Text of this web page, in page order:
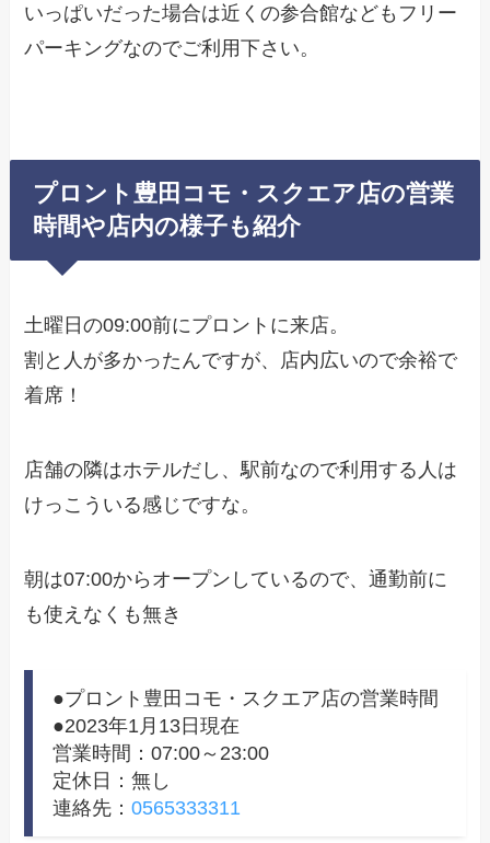
いっぱいだった場合は近くの参合館などもフリー
パーキングなのでご利用下さい。
プロント豊田コモ・スクエア店の営業
時間や店内の様子も紹介
土曜日の09:00前にプロントに来店。
割と人が多かったんですが、店内広いので余裕で
着席！
店舗の隣はホテルだし、駅前なので利用する人は
けっこういる感じですな。
朝は07:00からオープンしているので、通勤前に
も使えなくも無き
●プロント豊田コモ・スクエア店の営業時間
●2023年1月13日現在
営業時間：07:00～23:00
定休日：無し
連絡先：0565333311